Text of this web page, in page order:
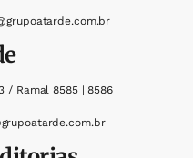
/ Ramal 8585 | 8586